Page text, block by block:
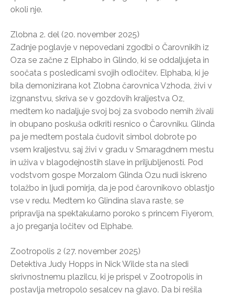
okoli nje.
Zlobna 2. del (20. november 2025)
Zadnje poglavje v nepovedani zgodbi o Čarovnikih iz
Oza se začne z Elphabo in Glindo, ki se oddaljujeta in
soočata s posledicami svojih odločitev. Elphaba, ki je
bila demonizirana kot Zlobna čarovnica Vzhoda, živi v
izgnanstvu, skriva se v gozdovih kraljestva Oz,
medtem ko nadaljuje svoj boj za svobodo nemih živali
in obupano poskuša odkriti resnico o Čarovniku. Glinda
pa je medtem postala čudovit simbol dobrote po
vsem kraljestvu, saj živi v gradu v Smaragdnem mestu
in uživa v blagodejnostih slave in priljubljenosti. Pod
vodstvom gospe Morzalom Glinda Ozu nudi iskreno
tolažbo in ljudi pomirja, da je pod čarovnikovo oblastjo
vse v redu. Medtem ko Glindina slava raste, se
pripravlja na spektakularno poroko s princem Fiyerom,
a jo preganja ločitev od Elphabe.
Zootropolis 2 (27. november 2025)
Detektiva Judy Hopps in Nick Wilde sta na sledi
skrivnostnemu plazilcu, ki je prispel v Zootropolis in
postavlja metropolo sesalcev na glavo. Da bi rešila